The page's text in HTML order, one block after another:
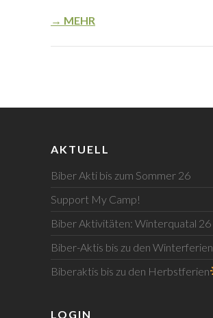
→ MEHR
AKTUELL
Biber Akti bis zum Sommer 26
Support My Camp!
Biber Aktivitäten: Winterquatal 26
Biber-Aktis bis zu den Winterferien
Biberaktis bis zu den Herbstferien
LOGIN